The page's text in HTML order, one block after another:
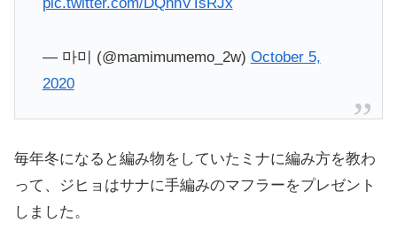
pic.twitter.com/DQnhVTsRJx
— 마미 (@mamimumemo_2w) October 5,
2020
毎年冬になると編み物をしていたミナに編み方を教わ
って、ジヒョはサナに手編みのマフラーをプレゼント
しました。